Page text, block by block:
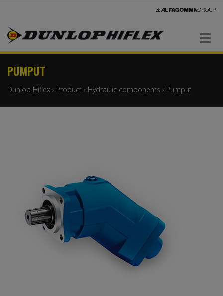
Navigaatio
PUMPUT
Dunlop Hiflex › Product › Hydraulic components › Pumput